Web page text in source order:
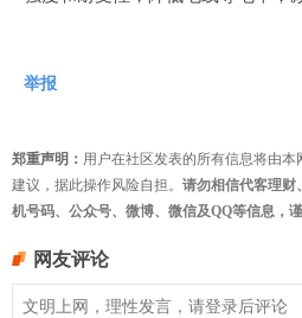
举报
郑重声明： 用户在社区发表的所有信息将由
建议，据此操作风险自担。 请勿相信代客理财
机号码、公众号、微博、微信及QQ等信息，
网友评论